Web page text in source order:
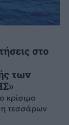
στο
των
κρίσιμο
τεσσάρων